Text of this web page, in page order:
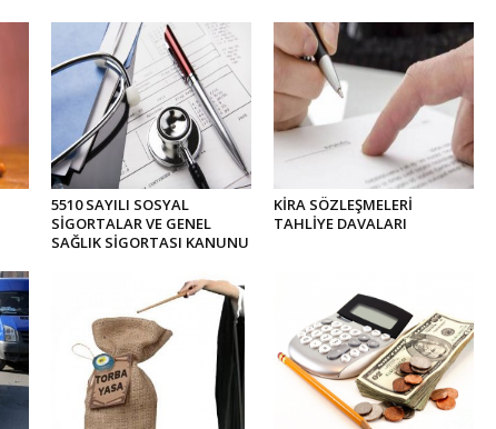
5510 SAYILI SOSYAL
SİGORTALAR VE GENEL
SAĞLIK SİGORTASI KANUNU
KİRA SÖZLEŞMELERİ
TAHLİYE DAVALARI